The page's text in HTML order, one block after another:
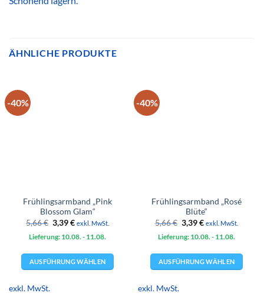
ÄHNLICHE PRODUKTE
-40%
Frühlingsarmband „Pink
Blossom Glam“
5,66€ Ursprünglicher
Preis
war:
3,39€Aktueller
ist:
exkl. MwSt.
Lieferung: 10.08. - 11.08.
AUSFÜHRUNG WÄHLEN
exkl. MwSt.
-40%
Frühlingsarmband „Rosé
Blüte“
5,66€ Ursprünglicher
Preis
war:
3,39€Aktueller
ist:
exkl. MwSt.
Lieferung: 10.08. - 11.08.
AUSFÜHRUNG WÄHLEN
exkl. MwSt.